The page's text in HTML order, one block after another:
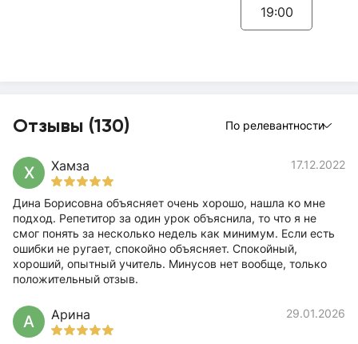
19:00
Отзывы (130) По релевантности
Х Хамза 17.12.2022
Дина Борисовна объясняет очень хорошо, нашла ко мне
подход. Репетитор за один урок объяснила, то что я не
смог понять за несколько недель как минимум. Если есть
ошибки не ругает, спокойно объясняет. Спокойный,
хороший, опытный учитель. Минусов нет вообще, только
положительный отзыв.
А Арина 29.01.2026